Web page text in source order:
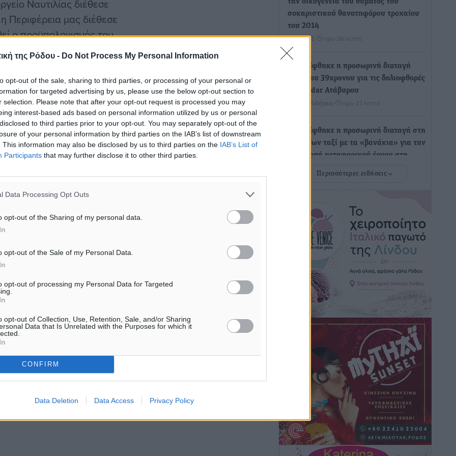
της Ρόδου - Do Not Process My Personal Information
opt-out of the sale, sharing to third parties, or processing of your personal or
for targeted advertising by us, please use the below opt-out section to
selection. Please note that after your opt-out request is processed you may
interest-based ads based on personal information utilized by us or personal
to third parties prior to your opt-out. You may separately opt-out of the
of your personal information by third parties on the IAB’s list of downstream
This information may also be disclosed by us to third parties on the IAB’s List of
Participants that may further disclose it to other third parties.
Data Processing Opt Outs
opt-out of the Sharing of my personal data.
opt-out of the Sale of my Personal Data.
opt-out of processing my Personal Data for Targeted
opt-out of Collection, Use, Retention, Sale, and/or Sharing
Data that Is Unrelated with the Purposes for which it
CONFIRM
Data Deletion Data Access Privacy Policy
Ναυτιλίας διέθεσε
μας διέθεσε
ο προϋπολογισμός του
Συνεργασίας και η
που μόνο μια
θα μπορούσε να
που γίνεται
μας γίνεται το
πραγματικής
στελέχωση δεν
πειθαρχία και
της έναν
που λύνει τα
με χορό, γιατί
σοκαριστικού θανατηφόρου τροχαίου
του 2014
Ρεπορτάζ πριν 26 λεπτά
Απορρίφθηκε η προσωρινή διαταγή
κατά του 39χρονου για τις δολιοφθορές
στο Radar Ατάβυρου
Τοπικές Ειδήσεις πριν 27 λεπτά
Απορρίφθηκε η προσωρινή διαταγή στη
μάχη των ταξί με τα «βανάκια» για την
υποκλοπή μεταφορικού έργου στη
Τοπικές Ειδήσεις πριν 28 λεπτά
Δεσμεύσεις χωρίς αντίκρισμα στην
Κρεμαστή
Τοπικές Ειδήσεις πριν 29 λεπτά
Τσαμπίκος Καραγιάννης: «Ο
πρωτογενής τομέας μπορεί να
αποτελέσει τη δεύτερη μεγάλη δύναμη
της Ρόδου»
Οικοδομική «ανάσα» στη Ρόδο:
Αυξάνονται οι άδειες, οι επεκτάσεις, οι
ενεργειακές αναβαθμίσεις σε ολόκληρο
το νησί
πριν 31 λεπτά
Στη Ρόδο απολαμβάνει τις
καλοκαιρινές της διακοπές η Φαίη
Σκορδά
Τοπικές Ειδήσεις • πριν 32 λεπτά
Περισσότερες ειδήσεις